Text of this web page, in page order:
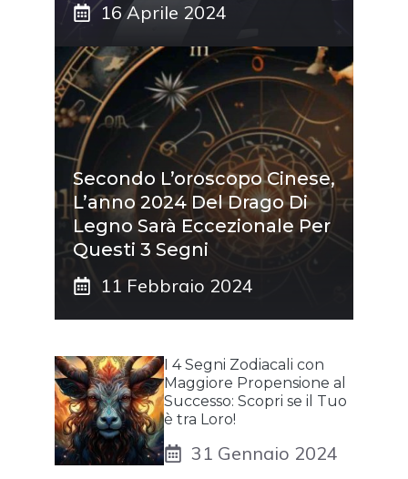
16 Aprile 2024
Secondo L’oroscopo Cinese,
L’anno 2024 Del Drago Di
Legno Sarà Eccezionale Per
Questi 3 Segni
11 Febbraio 2024
I 4 Segni Zodiacali con
Maggiore Propensione al
Successo: Scopri se il Tuo
è tra Loro!
31 Gennaio 2024